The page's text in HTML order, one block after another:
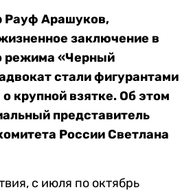
Рауф Арашуков,
заключение в
режима «Черный
стали фигурантами
крупной взятке. Об этом
представитель
России Светлана
с июля по октябрь